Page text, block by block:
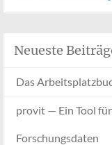
Neueste
Das
provit — Ein Tool
Forschungsdaten